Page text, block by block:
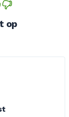
op